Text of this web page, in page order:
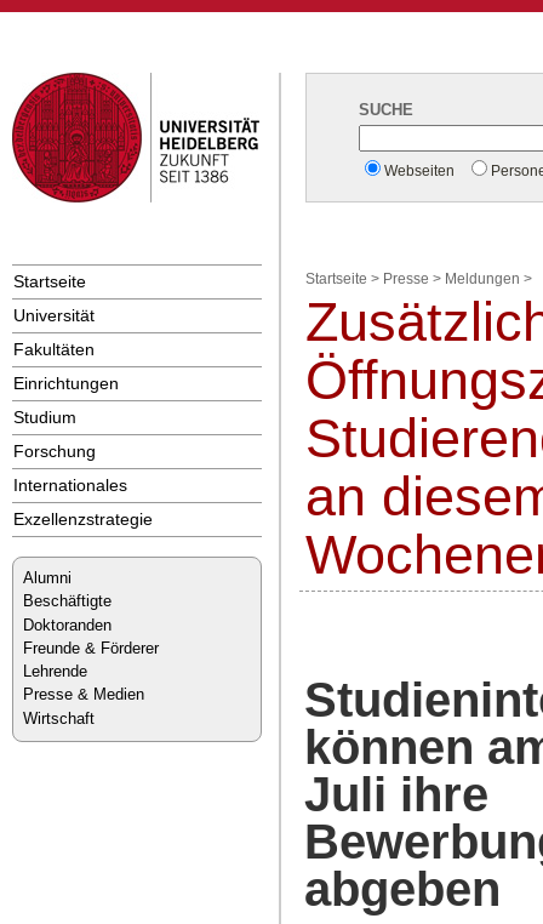
Startseite
Universität
Fakultäten
Einrichtungen
Studium
Forschung
Internationales
Exzellenzstrategie
Alumni
Beschäftigte
Doktoranden
Freunde & Förderer
Lehrende
Presse & Medien
Wirtschaft
SUCHE
Webseiten
Startseite > Presse > Meldungen >
an
können
Juli ihre
abgeben